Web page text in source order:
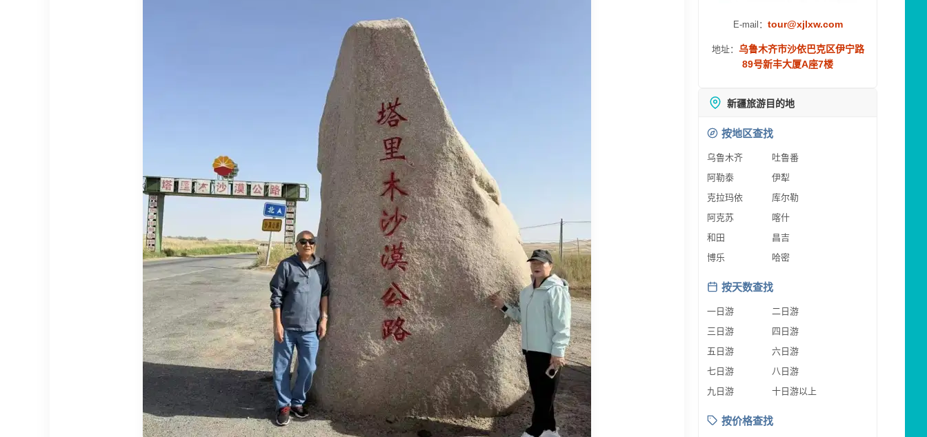
E-mail： tour@xjlxw.com
地址： 乌鲁木齐市沙依巴克区伊宁路
89号新丰大厦A座7楼
新疆旅游目的地
按地区查找
乌鲁木齐
吐鲁番
阿勒泰
伊犁
克拉玛依
库尔勒
阿克苏
喀什
和田
昌吉
博乐
哈密
按天数查找
一日游
二日游
三日游
四日游
五日游
六日游
七日游
八日游
九日游
十日游以上
按价格查找